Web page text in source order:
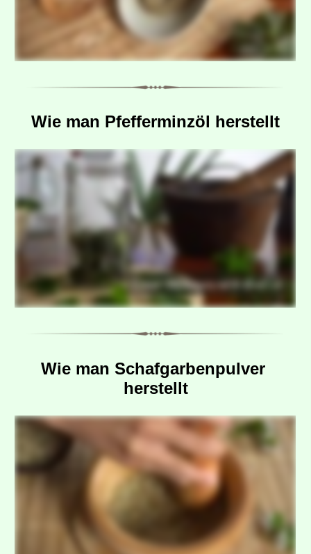
Wie man Pfefferminzöl herstellt
Wie man Schafgarbenpulver
herstellt